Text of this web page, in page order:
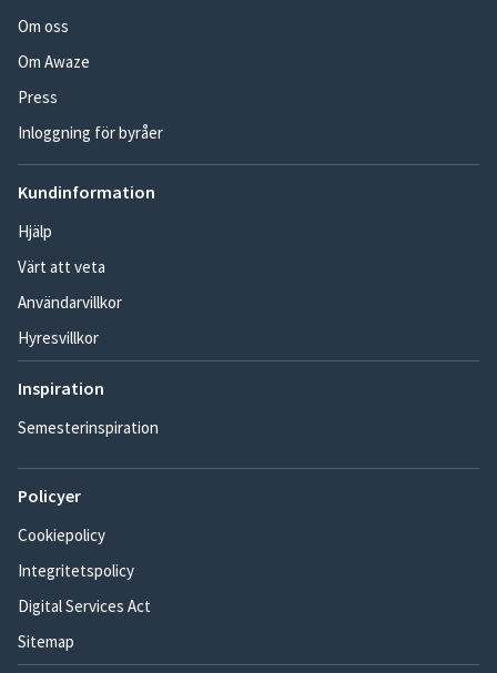
Om oss
Om Awaze
Press
Inloggning för byråer
Kundinformation
Hjälp
Värt att veta
Användarvillkor
Hyresvillkor
Inspiration
Semesterinspiration
Policyer
Cookiepolicy
Integritetspolicy
Digital Services Act
Sitemap